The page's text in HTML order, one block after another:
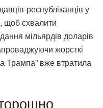
республіканців у
щоб схвалити
мільярдів доларів
жорсткі
Трампа” вже втратила